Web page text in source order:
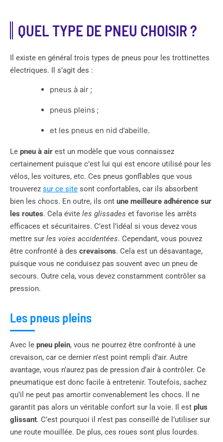
QUEL TYPE DE PNEU CHOISIR ?
Il existe en général trois types de pneus pour les trottinettes
électriques. Il s’agit des :
pneus à air ;
pneus pleins ;
et les pneus en nid d’abeille.
Le pneu à air est un modèle que vous connaissez
certainement puisque c’est lui qui est encore utilisé pour les
vélos, les voitures, etc. Ces pneus gonflables que vous
trouverez sur ce site sont confortables, car ils absorbent
bien les chocs. En outre, ils ont une meilleure adhérence sur
les routes. Cela évite les glissades et favorise les arrêts
efficaces et sécuritaires. C’est l’idéal si vous devez vous
mettre sur les voies accidentées. Cependant, vous pouvez
être confronté à des crevaisons. Cela est un désavantage,
puisque vous ne conduisez pas souvent avec un pneu de
secours. Outre cela, vous devez constamment contrôler sa
pression.
Les pneus pleins
Avec le pneu plein, vous ne pourrez être confronté à une
crevaison, car ce dernier n’est point rempli d’air. Autre
avantage, vous n’aurez pas de pression d’air à contrôler. Ce
pneumatique est donc facile à entretenir. Toutefois, sachez
qu’il ne peut pas amortir convenablement les chocs. Il ne
garantit pas alors un véritable confort sur la voie. Il est plus
glissant. C’est pourquoi il n’est pas conseillé de l’utiliser sur
une route mouillée. De plus, ces roues sont plus lourdes.